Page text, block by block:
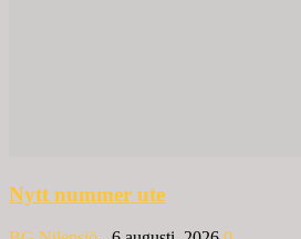
Nytt nummer ute